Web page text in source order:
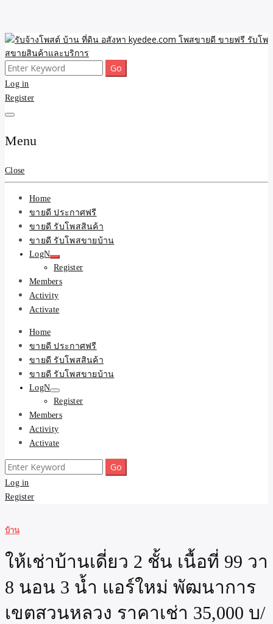
Skip
to
content
รับจ้างโพสต์ บ้าน ที่ดิน
อสังหา kyedee.com โพส
ขายดี ขายฟรี รับโพสขาย
สินค้าและบริการ
ขายดี โพสประกาศขายสินค้าฟรี บ้าน ที่ดิน อสังหา รับโพสต์ประกาศขาย
ของ รับรองผล ดีที่สุดถูกที่สุด ติดหน้าแรกกูเกืล
Search
for:
Log in
Register
Menu
Close
Home
ขายดี ประกาศฟรี
ขายดี รับโพสสินค้า
ขายดี รับโพสขายบ้าน
LogN
Register
Members
Activity
Activate
Home
ขายดี ประกาศฟรี
ขายดี รับโพสสินค้า
ขายดี รับโพสขายบ้าน
LogN
Register
Members
Activity
Activate
Search
for:
Log in
Register
บ้าน
ให้เช่าบ้านเดี่ยว 2 ชั้น เนื้อที่ 99 วา
8 นอน 3 น้ำ แอร์ใหม่ พัฒนาการ
เขตสวนหลวง ราคาเช่า 35,000 บ/